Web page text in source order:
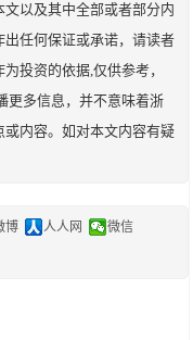
以及其中全部或者部分内
任何保证或承诺，请读者
投资的依据,仅供参考，
更多信息，并不意味着浙
内容。如对本文内容有疑
博 人人网
微信